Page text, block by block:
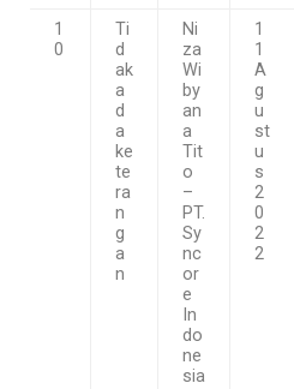
1
0
Ti
d
ak
a
d
a
ke
te
ra
n
g
a
n
Ni
za
Wi
by
an
a
Tit
o
–
PT.
Sy
nc
or
e
In
do
ne
sia
1
1
A
g
u
st
u
s
2
0
2
2